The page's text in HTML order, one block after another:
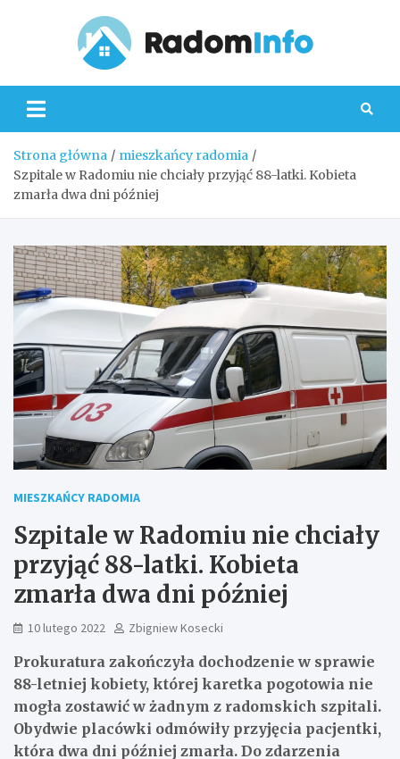
Strona główna
mieszkańcy radomia
Szpitale w Radomiu nie chciały przyjąć 88-latki. Kobieta
zmarła dwa dni później
MIESZKAŃCY RADOMIA
Szpitale w Radomiu nie chciały
przyjąć 88-latki. Kobieta
zmarła dwa dni później
10 lutego 2022 Zbigniew Kosecki
Prokuratura zakończyła dochodzenie w sprawie
88-letniej kobiety, której karetka pogotowia nie
mogła zostawić w żadnym z radomskich szpitali.
Obydwie placówki odmówiły przyjęcia pacjentki,
która dwa dni później zmarła. Do zdarzenia